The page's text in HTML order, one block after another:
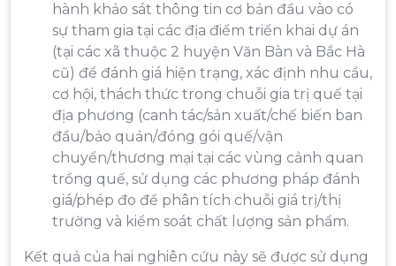
hành khảo sát thông tin cơ bản đầu vào có
sự tham gia tại các địa điểm triển khai dự án
(tại các xã thuộc 2 huyện Văn Bàn và Bắc Hà
cũ) để đánh giá hiện trạng, xác định nhu cầu,
cơ hội, thách thức trong chuỗi gia trị quế tại
địa phương (canh tác/sản xuất/chế biến ban
đầu/bảo quản/đóng gói quế/vận
chuyển/thương mại tại các vùng cảnh quan
trồng quế, sử dụng các phương pháp đánh
giá/phép đo để phân tích chuỗi giá trị/thị
trường và kiểm soát chất lượng sản phẩm.
Kết quả của hai nghiên cứu này sẽ được sử dụng